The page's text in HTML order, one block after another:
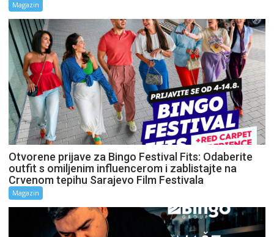
Magazin
Otvorene prijave za Bingo Festival Fits: Odaberite
outfit s omiljenim influencerom i zablistajte na
Crvenom tepihu Sarajevo Film Festivala
Magazin